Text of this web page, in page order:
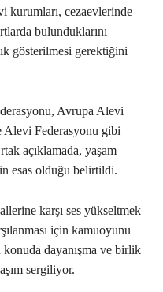
kurumları, cezaevlerinde
bulunduklarını
gösterilmesi gerektiğini
Avrupa Alevi
Federasyonu gibi
açıklamada, yaşam
esas olduğu belirtildi.
karşı ses yükseltmek
için kamuoyunu
dayanışma ve birlik
sergiliyor.